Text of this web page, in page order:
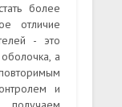
более
отличие
- это
а
и